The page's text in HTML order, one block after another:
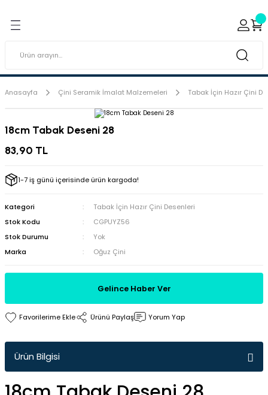
Porselen Boyaları (Toz
Kabartma Boyaları
Tabaklar
Anasayfa Çini Seramik İmalat Malzemeleri Tabak İçin Hazır Çini
18cm Tabak Deseni 28
83,90 TL
1-7 iş günü içerisinde ürün kargoda!
Kategori
Tabak İçin Hazır Çini Desenleri
Stok Kodu
CGPUYZ56
Stok Durumu
Yok
Marka
Oğuz Çini
Gelince Haber Ver
Ürünü Paylaş Yorum Yap
Ürün Bilgisi